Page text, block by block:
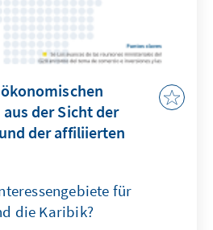
aus der Sicht der
der affiliierten
für
die Karibik?